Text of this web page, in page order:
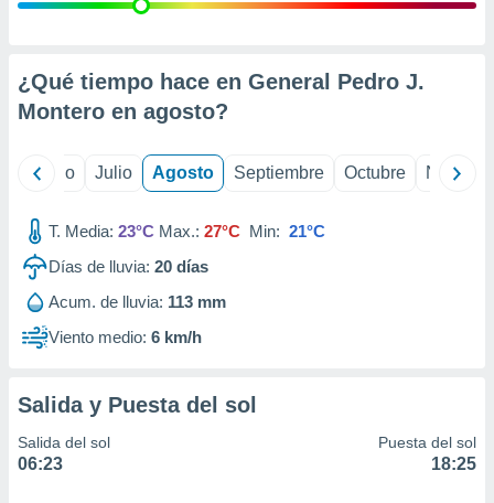
e
mediante
publicidad
de
1199
¿Qué tiempo hace en General Pedro J.
Montero en agosto?
Junio Julio Agosto Septiembre Octubre
T. Media: 23°C Max.: 27°C Min: 21°C
Días de lluvia: 20 días
Acum. de lluvia: 113 mm
Viento medio: 6 km/h
Salida y Puesta del sol
Salida del sol
06:23
Puesta del sol
18:25